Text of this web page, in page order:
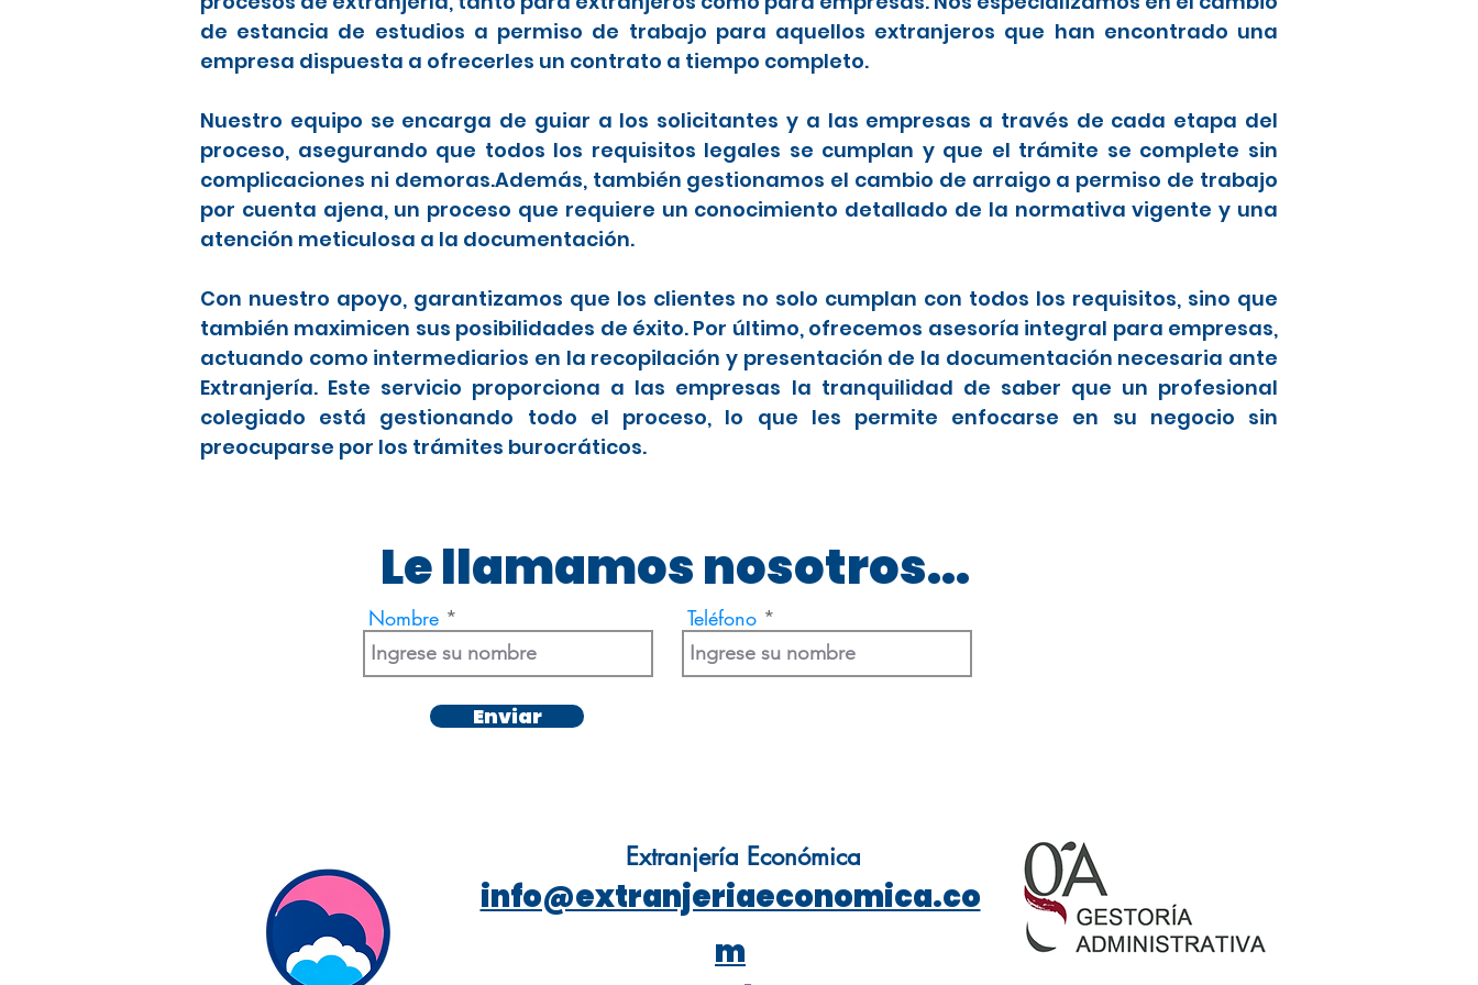
de estancia de estudios a permiso de trabajo para aquellos extranjeros que han encontrado una
empresa dispuesta a ofrecerles un contrato a tiempo completo.
Nuestro equipo se encarga de guiar a los solicitantes y a las empresas a través de cada etapa del
proceso, asegurando que todos los requisitos legales se cumplan y que el trámite se complete sin
complicaciones ni demoras.Además, también gestionamos el cambio de arraigo a permiso de trabajo
por cuenta ajena, un proceso que requiere un conocimiento detallado de la normativa vigente y una
atención meticulosa a la documentación.
Con nuestro apoyo, garantizamos que los clientes no solo cumplan con todos los requisitos, sino que
también maximicen sus posibilidades de éxito. Por último, ofrecemos asesoría integral para empresas,
actuando como intermediarios en la recopilación y presentación de la documentación necesaria ante
Extranjería. Este servicio proporciona a las empresas la tranquilidad de saber que un profesional
colegiado está gestionando todo el proceso, lo que les permite enfocarse en su negocio sin
preocuparse por los trámites burocráticos.
Le llamamos nosotros...
Nombre Teléfono
Enviar
Extranjería Económica
info@extranjeriaeconomica.co
m